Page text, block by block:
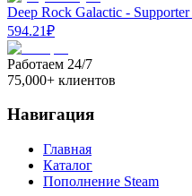
Deep Rock Galactic -
594.21₽
Работаем 24/7
75,000+ клиентов
Навигация
Главная
Каталог
Пополнение Steam